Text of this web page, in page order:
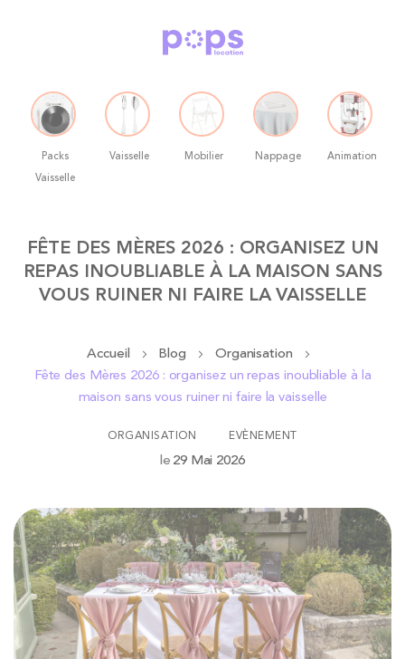
Packs
Vaisselle
Vaisselle Mobilier Nappage Animation
contenu
FÊTE DES MÈRES 2026 : ORGANISEZ UN
REPAS INOUBLIABLE À LA MAISON SANS
VOUS RUINER NI FAIRE LA VAISSELLE
Accueil Blog
Organisation
Fête des Mères 2026 : organisez un repas inoubliable à la
maison sans vous ruiner ni faire la vaisselle
ORGANISATION EVÈNEMENT
le29 Mai 2026